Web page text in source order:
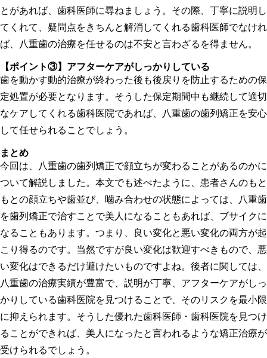
とがあれば、歯科医師に尋ねましょう。その際、丁寧に説明し
てくれて、疑問点をきちんと解消してくれる歯科医師でなけれ
ば、八重歯の治療を任せるのは不安と言わざるを得ません。
【ポイント③】 アフターケアがしっかりしている
歯を動かす動的治療が終わった後も後戻りを防止するための保
定処置が必要となります。そうした保定期間中も継続して適切
なケアしてくれる歯科医院であれば、八重歯の歯列矯正を安心
して任せられることでしょう。
まとめ
今回は、八重歯の歯列矯正で顔立ちが変わることがあるのかに
ついて解説しました。本文でも述べたように、患者さんのもと
もとの顔立ちや歯並び、噛み合わせの状態によっては、八重歯
を歯列矯正で治すことで美人になることもあれば、ブサイクに
なることもあります。つまり、良い変化と悪い変化の両方が起
こり得るのです。当然ですが良い変化は歓迎すべきもので、悪
い変化はできるだけ避けたいものですよね。後者に関しては、
八重歯の治療実績が豊富で、説明が丁寧、アフターケアがしっ
かりしている歯科医院を見つけることで、そのリスクを最小限
に抑えられます。そうした優れた歯科医師・歯科医院を見つけ
ることができれば、美人になったと言われるような矯正治療が
受けられるでしょう。